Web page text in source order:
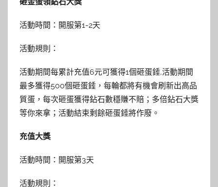
活動時間：開服第1-2天
活動規則：
活動期間每累計充值6元可獲得1個砸蛋錘,活動期間
最多獲得500個砸蛋錘，每輪都將有機會刷新出高品
質蛋，每次砸蛋獲得鉆石數穩賺不賠；多倍鉆石大獎
等你來拿；活動結束剩餘砸蛋錘將作廢。
充值大獎
活動時間：開服第3天
活動規則：